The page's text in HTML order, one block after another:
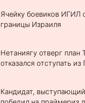
Ячейку боевиков ИГИЛ
границы Израиля
Нетаниягу отверг план
отказался отступать из
Кандидат,